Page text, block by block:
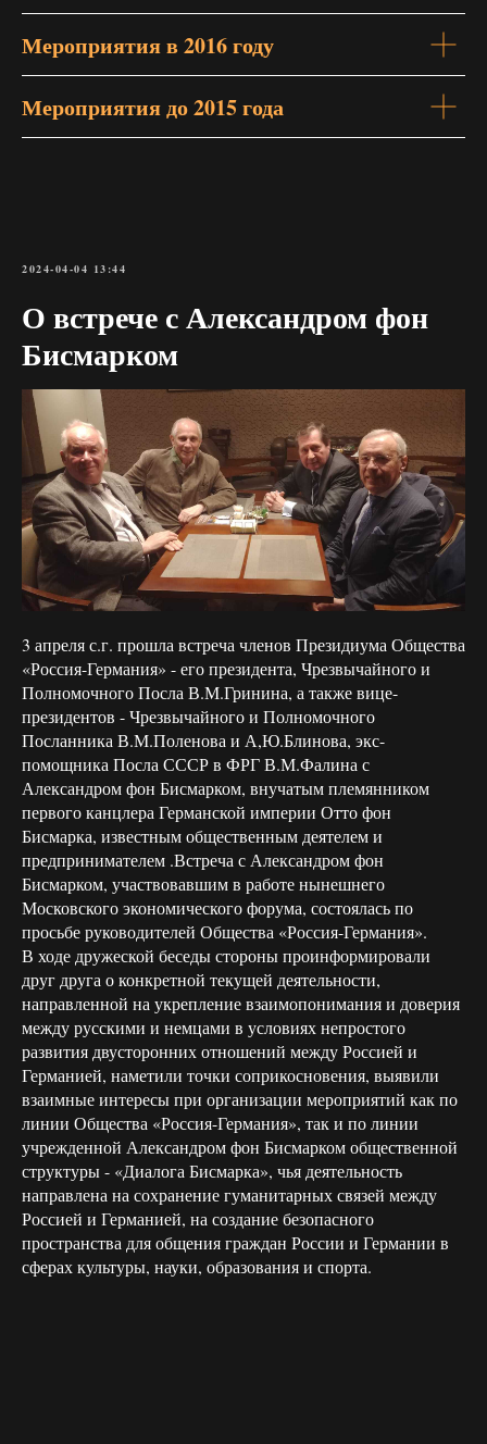
Мероприятия в 2016 году
Мероприятия до 2015 года
2024-04-04 13:44
О встрече с Александром фон
Бисмарком
3 апреля с.г. прошла встреча членов Президиума Общества
«Россия-Германия» - его президента, Чрезвычайного и
Полномочного Посла В.М.Гринина, а также вице-
президентов - Чрезвычайного и Полномочного
Посланника В.М.Поленова и А,Ю.Блинова, экс-
помощника Посла СССР в ФРГ В.М.Фалина с
Александром фон Бисмарком, внучатым племянником
первого канцлера Германской империи Отто фон
Бисмарка, известным общественным деятелем и
предпринимателем .Встреча с Александром фон
Бисмарком, участвовавшим в работе нынешнего
Московского экономического форума, состоялась по
просьбе руководителей Общества «Россия-Германия».
В ходе дружеской беседы стороны проинформировали
друг друга о конкретной текущей деятельности,
направленной на укрепление взаимопонимания и доверия
между русскими и немцами в условиях непростого
развития двусторонних отношений между Россией и
Германией, наметили точки соприкосновения, выявили
взаимные интересы при организации мероприятий как по
линии Общества «Россия-Германия», так и по линии
учрежденной Александром фон Бисмарком общественной
структуры - «Диалога Бисмарка», чья деятельность
направлена на сохранение гуманитарных связей между
Россией и Германией, на создание безопасного
пространства для общения граждан России и Германии в
сферах культуры, науки, образования и спорта.